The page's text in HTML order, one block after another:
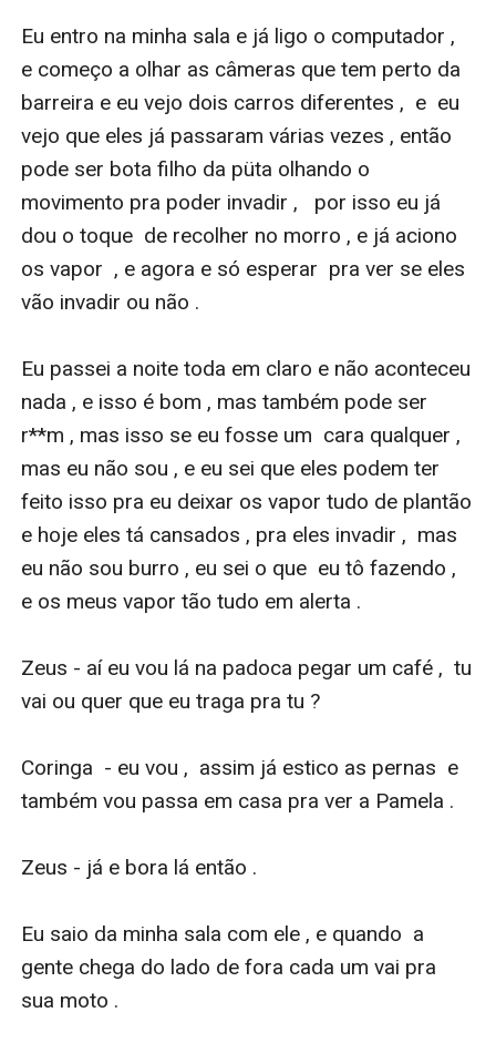
Eu entro na minha sala e já ligo o computador ,
e começo a olhar as câmeras que tem perto da
barreira e eu vejo dois carros diferentes ,  e  eu
vejo que eles já passaram várias vezes , então
pode ser bota filho da püta olhando o
movimento pra poder invadir ,   por isso eu já
dou o toque  de recolher no morro , e já aciono
os vapor  , e agora e só esperar  pra ver se eles
vão invadir ou não .
Eu passei a noite toda em claro e não aconteceu
nada , e isso é bom , mas também pode ser
r**m , mas isso se eu fosse um  cara qualquer ,
mas eu não sou , e eu sei que eles podem ter
feito isso pra eu deixar os vapor tudo de plantão
e hoje eles tá cansados , pra eles invadir ,  mas
eu não sou burro , eu sei o que  eu tô fazendo ,
e os meus vapor tão tudo em alerta .
Zeus - aí eu vou lá na padoca pegar um café ,  tu
vai ou quer que eu traga pra tu ?
Coringa  - eu vou ,  assim já estico as pernas  e
também vou passa em casa pra ver a Pamela .
Zeus - já e bora lá então .
Eu saio da minha sala com ele , e quando  a
gente chega do lado de fora cada um vai pra
sua moto .